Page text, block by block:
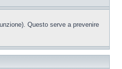
Questo serve a prevenire